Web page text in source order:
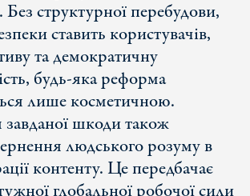
Без структурної перебудови,
ставить користувачів,
та демократичну
будь-яка реформа
лише косметичною.
шкоди також
людського розуму в
контенту. Це передбачає